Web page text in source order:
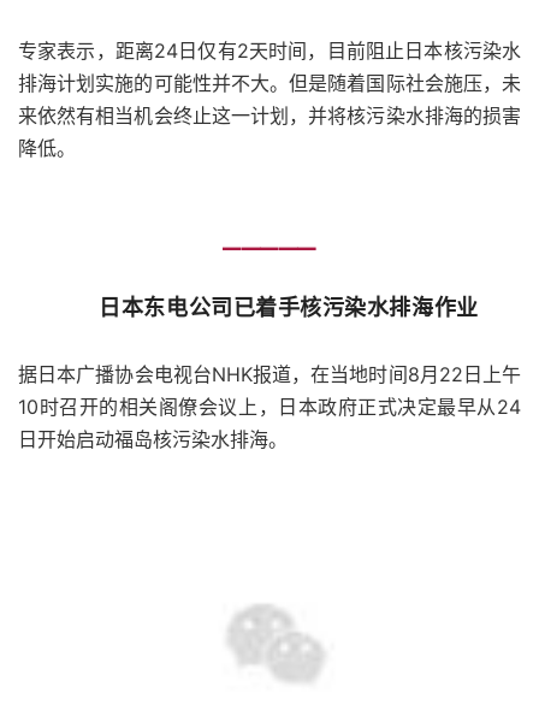
专家表示，距离24日仅有2天时间，目前阻止日本核污染水
排海计划实施的可能性并不大。但是随着国际社会施压，未
来依然有相当机会终止这一计划，并将核污染水排海的损害
降低。
━━━━━
日本东电公司已着手核污染水排海作业
据日本广播协会电视台NHK报道，在当地时间8月22日上午
10时召开的相关阁僚会议上，日本政府正式决定最早从24
日开始启动福岛核污染水排海。